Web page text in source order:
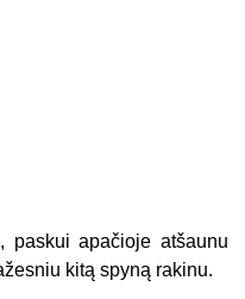
paskui apačioje atšaunu
kitą spyną rakinu.